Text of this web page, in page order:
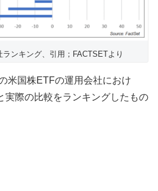
ンキング、引用；FACTSETより
米国株ETFの運用会社におけ
実際の比較をランキングしたもの